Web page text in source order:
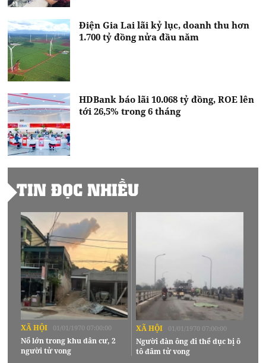
Điện Gia Lai lãi kỷ lục, doanh thu hơn
1.700 tỷ đồng nửa đầu năm
HDBank báo lãi 10.068 tỷ đồng, ROE lên
tới 26,5% trong 6 tháng
TIN ĐỌC NHIỀU
XÃ HỘI 01/01/1970 07:00:00
Nổ lớn trong khu dân cư, 2
người tử vong
XÃ HỘI 01/01/1970 07:00:00
Người đàn ông đi thể dục bị ô
tô đâm tử vong